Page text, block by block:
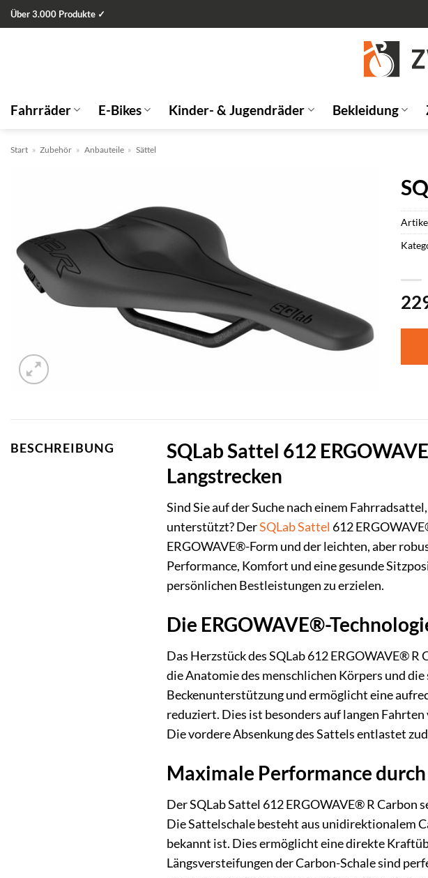
Zum
Inhalt
Über 3.000 Produkte ✓
Fahrräder E-Bikes Kinder- & Jugendräder Bekleidung
Start » Zubehör » Anbauteile » Sättel
BESCHREIBUNG
SQLab Sattel 612
Langstrecken
Sind Sie auf der Suche nach einem
unterstützt? DerSQLabSattel 612
ERGOWAVE®-Form und der leichten, aber
Performance, Komfort und eine gesunde
persönlichen Bestleistungen zu erzielen.
Die ERGOWAVE®-
Das Herzstück des SQLab 612 ERGOWAVE®
die Anatomie des menschlichen Körpers und
Beckenunterstützung und ermöglicht eine
reduziert. Dies ist besonders auf langen
Die vordere Absenkung des Sattels entlastet
Maximale Performance
Der SQLab Sattel 612 ERGOWAVE® R
Die Sattelschale besteht aus unidirektionalem
bekannt ist. Dies ermöglicht eine direkte
Längsversteifungen der Carbon-Schale sind